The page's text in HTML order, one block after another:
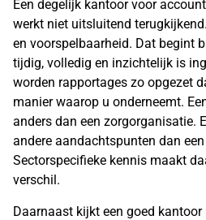
Een degelijk kantoor voor
werkt niet uitsluitend
en voorspelbaarheid. Dat begint
tijdig, volledig en inzichtelijk is
worden rapportages zo opgezet
manier waarop u onderneemt.
anders dan een zorgorganisatie.
andere aandachtspunten dan
Sectorspecifieke kennis maakt
verschil.
Daarnaast kijkt een goed